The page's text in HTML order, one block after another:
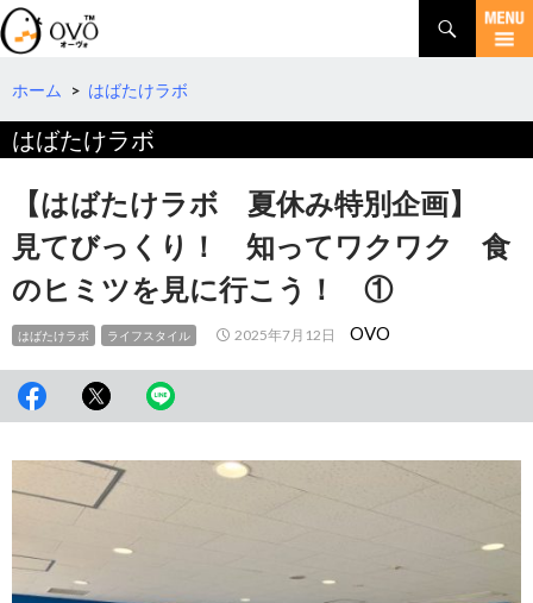
検
索
コ
テ
ツ
へ
ホーム > はばたけラボ
はばたけラボ
【はばたけラボ 夏休み特別企画】
見てびっくり！ 知ってワクワク 食
のヒミツを見に行こう！ ①
はばたけラボ ライフスタイル 2025年7月12日 OVO